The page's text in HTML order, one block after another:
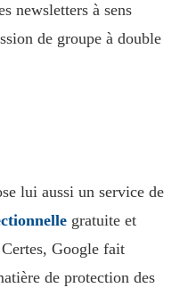
newsletters à sens
de groupe à double
lui aussi un service de
gratuite et
Google fait
de protection des